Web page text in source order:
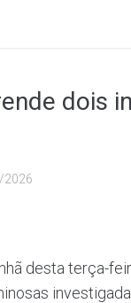
dois
2026
desta terça-